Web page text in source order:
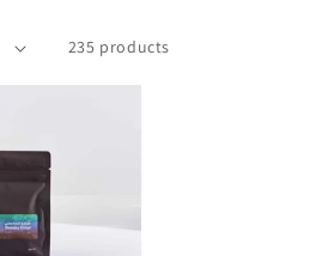
235 products